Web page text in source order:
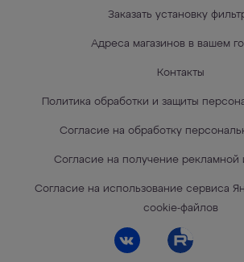
Заказать установку
Адреса магазинов в вашем
Контакты
Политика обработки и защиты
Согласие на обработку
Согласие на получение рекламной
Согласие на использование сервиса
cookie-файлов